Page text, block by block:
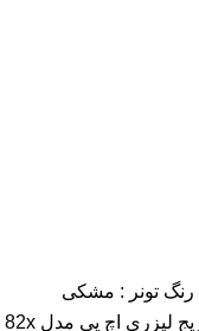
رنگ تونر : مشکی